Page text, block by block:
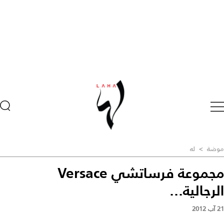
موضة > له
مجموعة فرساتشي Versace
الرجالية...
21 آب 2012